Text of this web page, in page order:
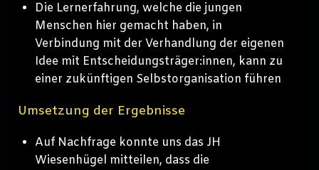
Die Lernerfahrung, welche die jungen
Menschen hier gemacht haben, in
Verbindung mit der Verhandlung der eigenen
Idee mit Entscheidungsträger:innen, kann zu
einer zukünftigen Selbstorganisation führen
Umsetzung der Ergebnisse
Auf Nachfrage konnte uns das JH
Wiesenhügel mitteilen, dass die